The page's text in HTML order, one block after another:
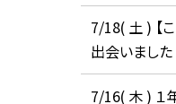
7/18( 土 ) 【
出会いました
7/16( 木 )